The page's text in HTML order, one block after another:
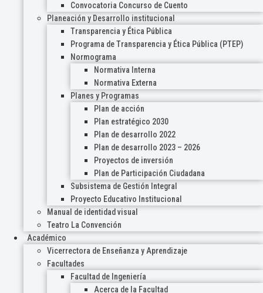
Convocatoria Concurso de Cuento
Planeación y Desarrollo institucional
Transparencia y Ética Pública
Programa de Transparencia y Ética Pública (PTEP)
Normograma
Normativa Interna
Normativa Externa
Planes y Programas
Plan de acción
Plan estratégico 2030
Plan de desarrollo 2022
Plan de desarrollo 2023 – 2026
Proyectos de inversión
Plan de Participación Ciudadana
Subsistema de Gestión Integral
Proyecto Educativo Institucional
Manual de identidad visual
Teatro La Convención
Académico
Vicerrectora de Enseñanza y Aprendizaje
Facultades
Facultad de Ingeniería
Acerca de la Facultad